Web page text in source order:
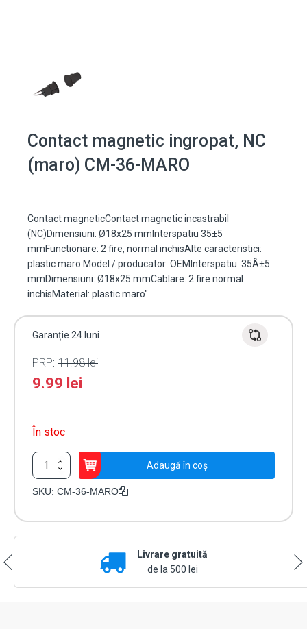
Contact magnetic ingropat, NC
(maro) CM-36-MARO
Contact magneticContact magnetic incastrabil
(NC)Dimensiuni: Ø18x25 mmInterspatiu 35±5
mmFunctionare: 2 fire, normal inchisAlte caracteristici:
plastic maro Model / producator: OEMInterspatiu: 35Â±5
mmDimensiuni: Ø18x25 mmCablare: 2 fire normal
inchisMaterial: plastic maro"
Garanție 24 luni
PRP: 11.98lei
9.99 lei
În stoc
Cantitate
Contact
magnetic
Adaugă în coș
SKU: CM-36-MARO
Livrare gratuită
de la 500 lei